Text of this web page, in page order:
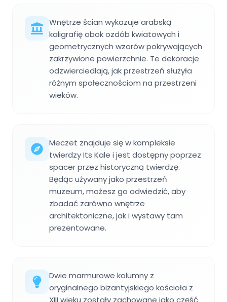
Wnętrze ścian wykazuje arabską
kaligrafię obok ozdób kwiatowych i
geometrycznych wzorów pokrywających
zakrzywione powierzchnie. Te dekoracje
odzwierciedlają, jak przestrzeń służyła
różnym społecznościom na przestrzeni
wieków.
Meczet znajduje się w kompleksie
twierdzy Its Kale i jest dostępny poprzez
spacer przez historyczną twierdzę.
Będąc używany jako przestrzeń
muzeum, możesz go odwiedzić, aby
zbadać zarówno wnętrze
architektoniczne, jak i wystawy tam
prezentowane.
Dwie marmurowe kolumny z
oryginalnego bizantyjskiego kościoła z
XIII wieku zostały zachowane jako część